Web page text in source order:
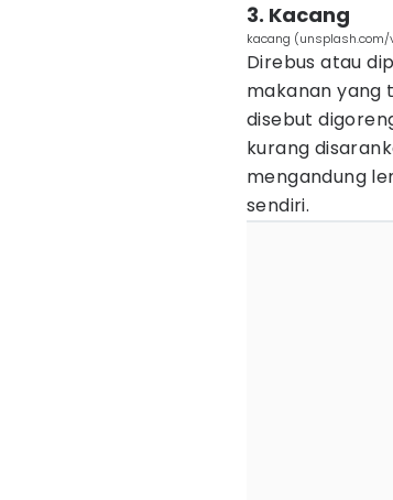
3. Kacang
kacang
Direbus atau
makanan yang
disebut
kurang
mengandung
sendiri.